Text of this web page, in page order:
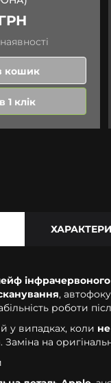
кошик
1 клік
інфрачервоного
,
роботи
у випадках, коли
на